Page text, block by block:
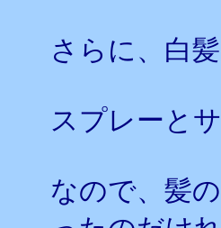
さらに、白
スプレーと
なので、髪